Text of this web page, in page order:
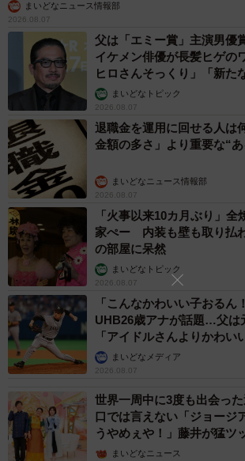
まいどなニュース情報部
2026.08.07
父は「エミー賞」主演男
イケメン俳優が長髪ヒゲの
ヒロさんそっくり」「新た
まいどなトピック
2026.08.07
退職金を運用に回せる人は
金額の多さ」より重要な“
まいどなニュース情報部
2026.08.07
「火事以来10カ月ぶり」
家ぺー 内装も壁も取り払
の部屋に呆然
まいどなトピック
2026.08.07
「こんなかわいい子おるん
UHB26歳アナが話題…父
「アイドルさんよりかわい
か」まいどなメディア
2026.08.07
世界一周中に3度も出会っ
口では言えない「ジョージ
うやめぇや！」藤井が猛ツ
ん】まいどなニュース